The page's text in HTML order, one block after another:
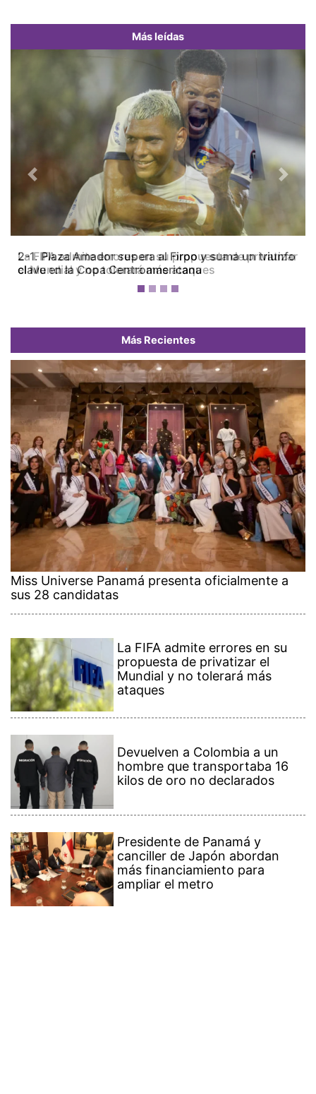
Más leídas
La FIFA admite errores en su propuesta de privatizar
el Mundial y no tolerará más ataques
Previous Next
Más Recientes
Miss Universe Panamá presenta oficialmente a
sus 28 candidatas
La FIFA admite errores en su
propuesta de privatizar el
Mundial y no tolerará más
ataques
Devuelven a Colombia a un
hombre que transportaba 16
kilos de oro no declarados
Presidente de Panamá y
canciller de Japón abordan
más financiamiento para
ampliar el metro